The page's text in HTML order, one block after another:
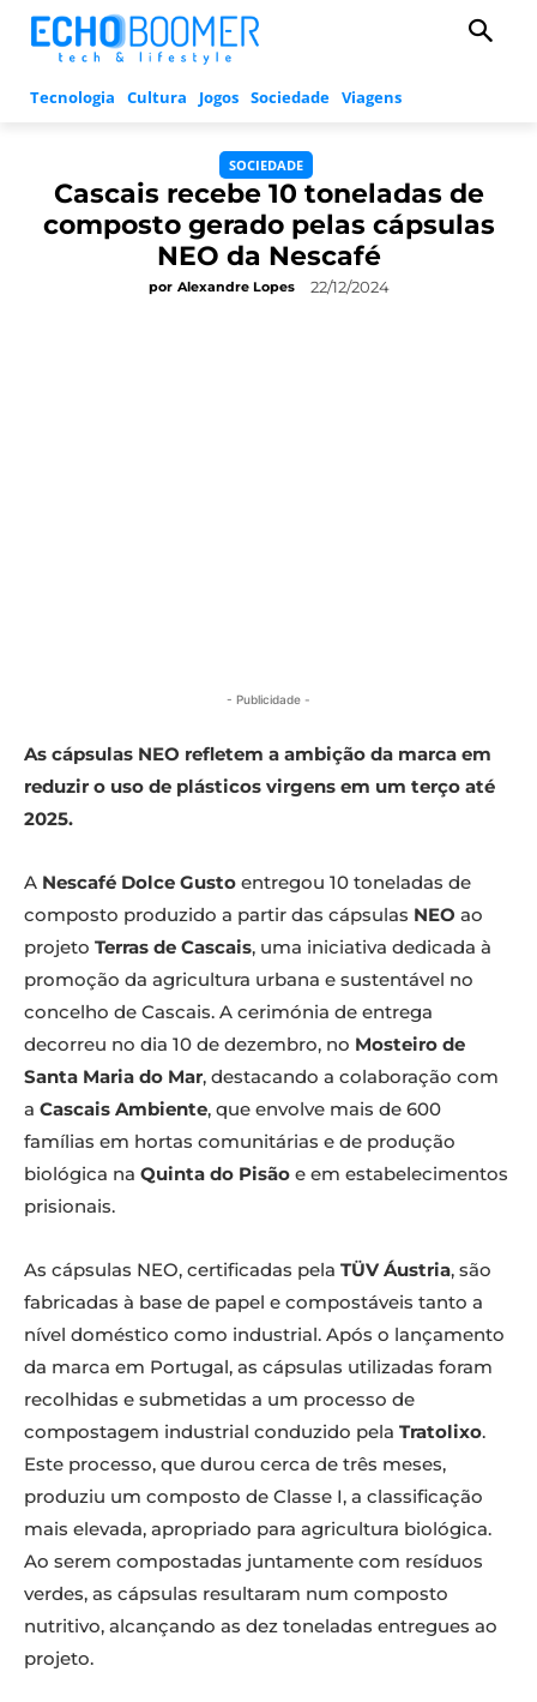
Tecnologia Cultura Jogos Sociedade Viagens
SOCIEDADE
Cascais recebe 10 toneladas de
composto gerado pelas cápsulas
NEO da Nescafé
por Alexandre Lopes 22/12/2024
- Publicidade -
As cápsulas NEO refletem a ambição da marca em
reduzir o uso de plásticos virgens em um terço até
2025.
A Nescafé Dolce Gusto entregou 10 toneladas de
composto produzido a partir das cápsulas NEO ao
projeto Terras de Cascais, uma iniciativa dedicada à
promoção da agricultura urbana e sustentável no
concelho de Cascais. A cerimónia de entrega
decorreu no dia 10 de dezembro, no Mosteiro de
Santa Maria do Mar, destacando a colaboração com
a Cascais Ambiente, que envolve mais de 600
famílias em hortas comunitárias e de produção
biológica na Quinta do Pisão e em estabelecimentos
prisionais.
As cápsulas NEO, certificadas pela TÜV Áustria, são
fabricadas à base de papel e compostáveis tanto a
nível doméstico como industrial. Após o lançamento
da marca em Portugal, as cápsulas utilizadas foram
recolhidas e submetidas a um processo de
compostagem industrial conduzido pela Tratolixo.
Este processo, que durou cerca de três meses,
produziu um composto de Classe I, a classificação
mais elevada, apropriado para agricultura biológica.
Ao serem compostadas juntamente com resíduos
verdes, as cápsulas resultaram num composto
nutritivo, alcançando as dez toneladas entregues ao
projeto.